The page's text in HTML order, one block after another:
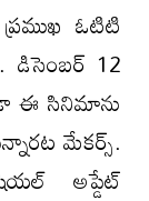
ఓటిటి
డిసెంబర్ 12
ఈ సినిమాను
మేకర్స్.
అప్డేట్